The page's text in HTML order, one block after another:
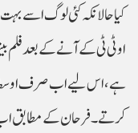
کیا حالانکہ کئی لوگ اسے بہت
او ٹی ٹی کے آنے کے بعد فلم
ہے، اس لیے اب صرف اوسط
کرتے۔ فرحان کے مطابق اب